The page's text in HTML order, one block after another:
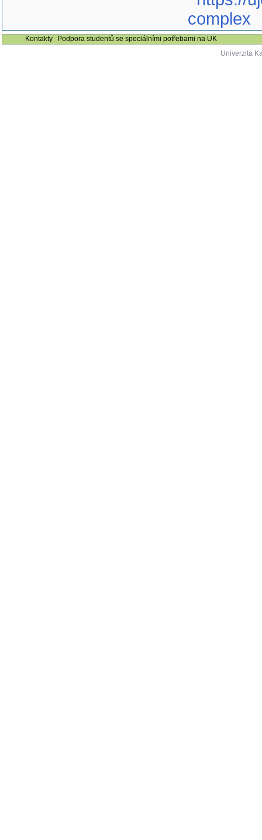
complex
Kontakty
Podpora studentů se speciálními potřebami na UK
Univerzita